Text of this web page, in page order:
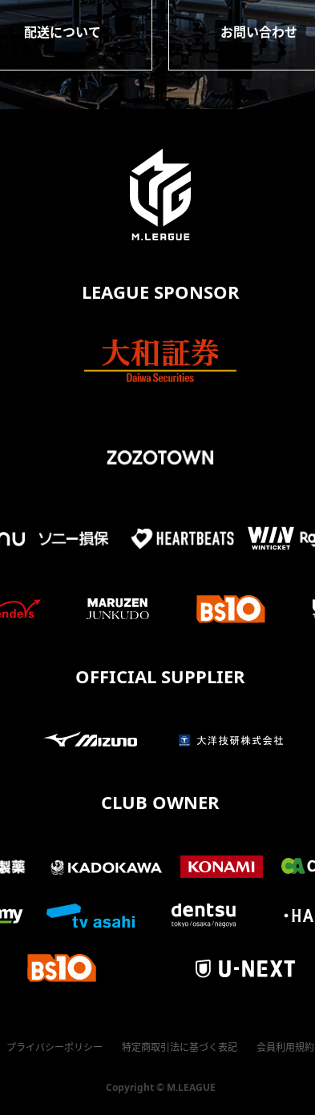
配送について お問い合わせ
LEAGUE SPONSOR
OFFICIAL SUPPLIER
CLUB OWNER
プライバシーポリシー 特定商取引法に基づく表記 会員利用規約
Copyright © M.LEAGUE